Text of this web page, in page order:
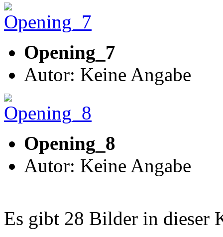
Opening_7
Autor: Keine Angabe
Opening_8
Autor: Keine Angabe
Es gibt 28 Bilder in dieser